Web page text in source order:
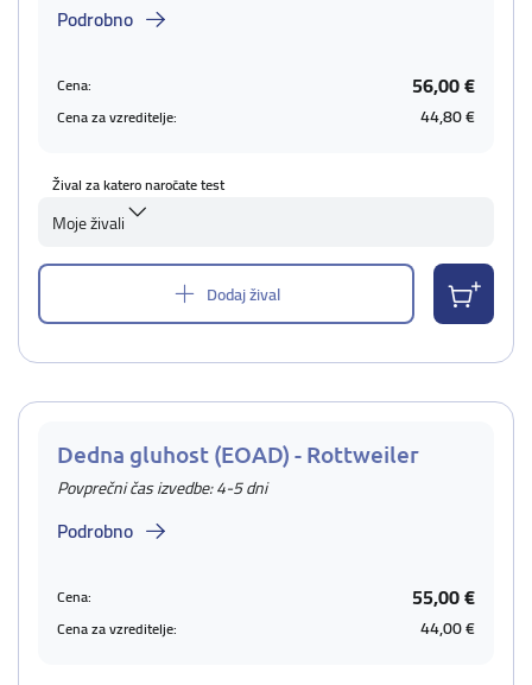
Podrobno
Cena: 56,00 €
Cena za vzreditelje: 44,80 €
Žival za katero naročate test
Moje živali
Dodaj žival
Dedna gluhost (EOAD) - Rottweiler
Povprečni čas izvedbe: 4-5 dni
Podrobno
Cena: 55,00 €
Cena za vzreditelje: 44,00 €